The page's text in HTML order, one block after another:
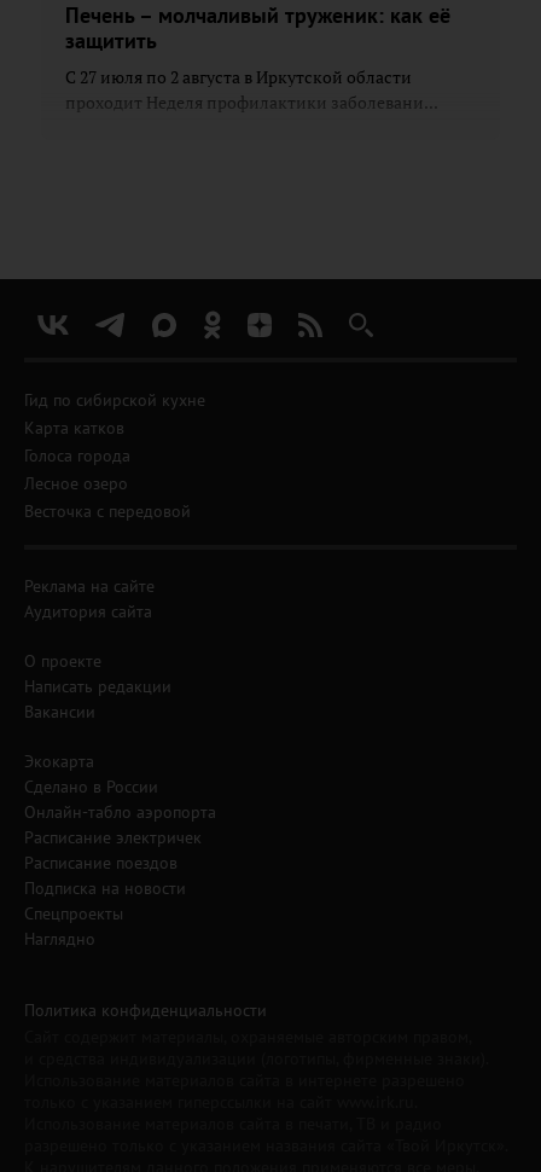
Печень – молчаливый труженик: как её
защитить
С 27 июля по 2 августа в Иркутской области
проходит Неделя профилактики заболевани...
Гид по сибирской кухне
Карта катков
Голоса города
Лесное озеро
Весточка с передовой
Реклама на сайте
Аудитория сайта
О проекте
Написать редакции
Вакансии
Экокарта
Сделано в России
Онлайн-табло аэропорта
Расписание электричек
Расписание поездов
Подписка на новости
Спецпроекты
Наглядно
Политика конфиденциальности